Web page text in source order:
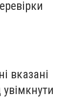
вказані